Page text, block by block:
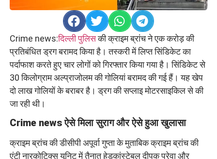
Crime news:दिल्ली पुलिसकी क्राइम ब्रांच ने एक करोड़ की
प्रतिबंधित ड्रग बरामद किया है। तस्करी में लिप्त सिंडिकेट का
पर्दाफाश करते हुए चार लोगों को गिरफ्तार किया गया है। सिंडिकेट से
30 किलोग्राम अल्प्राजोलम की गोलियां बरामद की गई हैं। यह खेप
दो लाख गोलियों के बराबर है। ड्रग की सप्लाइ मोटरसाइकिल से की
जा रही थी।
Crime newsऐसे मिला सुराग और ऐसे हुआ खुलासा
क्राइम ब्रांच की डीसीपी अपूर्वा गुप्ता के मुताबिक क्राइम ब्रांच की
एंटी नारकोटिक्स यूनिट में तैनात हेडकांस्टेबल दीपक परेवा और